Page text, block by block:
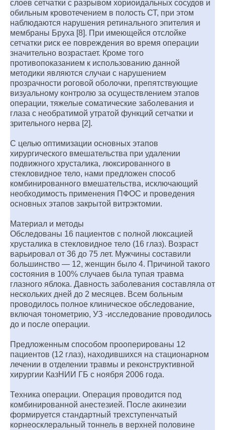
слоев сетчатки с разрывом хориоидальных сосудов и
обильным кровотечением в полость СТ, при этом
наблюдаются нарушения ретинального эпителия и
мембраны Бруха [8]. При имеющейся отслойке
сетчатки риск ее повреждения во время операции
значительно возрастает. Кроме того
противопоказанием к использованию данной
методики являются случаи с нарушением
прозрачности роговой оболочки, препятствующие
визуальному контролю за осуществлением этапов
операции, тяжелые соматические заболевания и
глаза с необратимой утратой функций сетчатки и
зрительного нерва [2].
С целью оптимизации основных этапов
хирургического вмешательства при удалении
подвижного хрусталика, люксированного в
стекловидное тело, нами предложен способ
комбинированного вмешательства, исключающий
необходимость применения ПФОС и проведения
основных этапов закрытой витрэктомии.
Материал и методы
Обследованы 16 пациентов с полной люксацией
хрусталика в стекловидное тело (16 глаз). Возраст
варьировал от 36 до 75 лет. Мужчины составили
большинство — 12, женщин было 4. Причиной такого
состояния в 100% случаев была тупая травма
глазного яблока. Давность заболевания составляла от
нескольких дней до 2 месяцев. Всем больным
проводилось полное клиническое обследование,
включая тонометрию, УЗ -исследование проводилось
до и после операции.
Предложенным способом прооперированы 12
пациентов (12 глаз), находившихся на стационарном
лечении в отделении травмы и реконструктивной
хирургии КазНИИ ГБ с ноября 2006 года.
Техника операции. Операция проводится под
комбинированной анестезией. После акинезии
формируется стандартный трехступенчатый
корнеосклеральный тоннель в верхней половине